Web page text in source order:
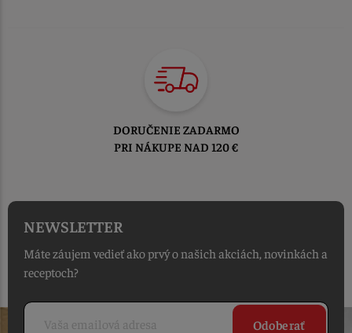
TOVAR ODOSIELAME
DO 1-2 PRACOVNÝCH DNÍ
NEWSLETTER
Máte záujem vedieť ako prvý o našich akciách, novinkách a
receptoch?
Odoberať